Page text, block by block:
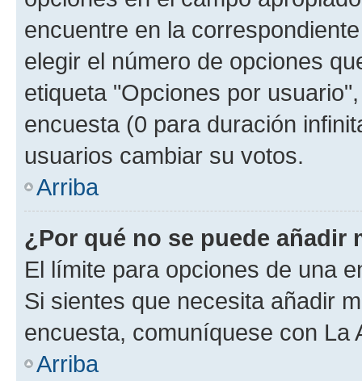
encuentre en la
elegir el número de opciones
etiqueta "Opciones por
encuesta (0 para duración
usuarios cambiar su votos.
Arriba
¿Por qué no se puede añadir
El límite para opciones de una
Si sientes que necesita añadir
encuesta, comuníquese con La
Arriba